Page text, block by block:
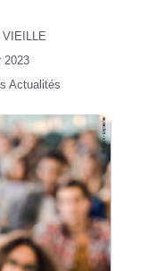
VIEILLE
2023
Actualités